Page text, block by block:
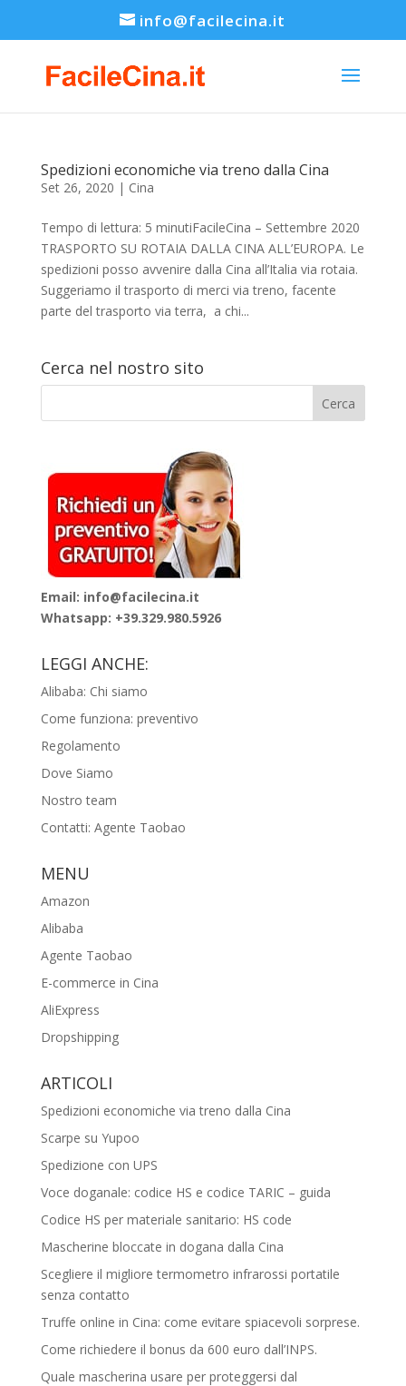
info@facilecina.it
Spedizioni economiche via treno dalla Cina
Set 26, 2020 | Cina
Tempo di lettura: 5 minutiFacileCina – Settembre 2020
TRASPORTO SU ROTAIA DALLA CINA ALL’EUROPA. Le
spedizioni posso avvenire dalla Cina all’Italia via rotaia.
Suggeriamo il trasporto di merci via treno, facente
parte del trasporto via terra, a chi...
Cerca nel nostro sito
Email: info@facilecina.it
Whatsapp: +39.329.980.5926
LEGGI ANCHE:
Alibaba: Chi siamo
Come funziona: preventivo
Regolamento
Dove Siamo
Nostro team
Contatti: Agente Taobao
MENU
Amazon
Alibaba
Agente Taobao
E-commerce in Cina
AliExpress
Dropshipping
ARTICOLI
Spedizioni economiche via treno dalla Cina
Scarpe su Yupoo
Spedizione con UPS
Voce doganale: codice HS e codice TARIC – guida
Codice HS per materiale sanitario: HS code
Mascherine bloccate in dogana dalla Cina
Scegliere il migliore termometro infrarossi portatile
senza contatto
Truffe online in Cina: come evitare spiacevoli sorprese.
Come richiedere il bonus da 600 euro dall’INPS.
Quale mascherina usare per proteggersi dal